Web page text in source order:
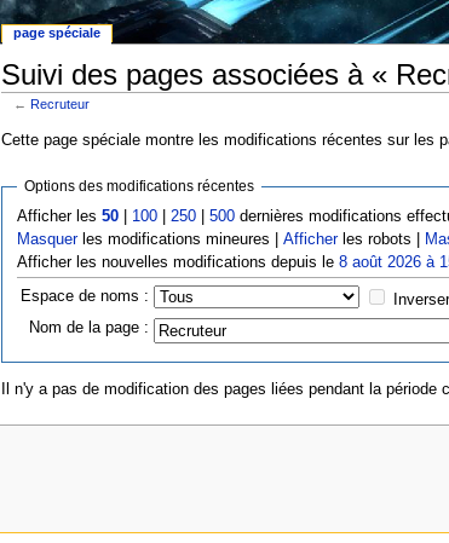
Suivi des pages associées à «
←Recruteur
Cette page spéciale montre les modifications récentes sur les
Options des modifications récentes
Afficher les50 100 250 |500 dernières modifications
Masquerles modifications mineures |Afficherles robots |
Afficher les nouvelles modifications depuis le8 août 2026 à
Espace de noms :
Nom de la page :
Il n'y a pas de modification des pages liées pendant la période
page spéciale